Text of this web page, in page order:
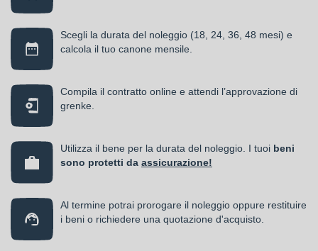
Scegli la durata del noleggio (18, 24, 36, 48 mesi) e
calcola il tuo canone mensile.
Compila il contratto online e attendi l’approvazione di
grenke.
Utilizza il bene per la durata del noleggio. I tuoi beni
sono protetti da assicurazione!
Al termine potrai prorogare il noleggio oppure restituire
i beni o richiedere una quotazione d'acquisto.